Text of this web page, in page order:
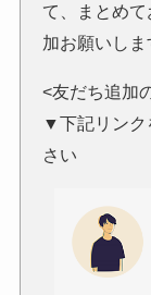
て、まとめ
加お願いしま
<友だち追加
▼下記リンク
さい